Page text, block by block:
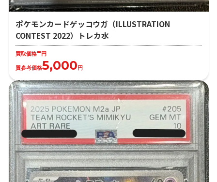
ポケモンカードゲッコウガ（ILLUSTRATION
CONTEST 2022）トレカ水
買取価格-円
質参考価格5,000円